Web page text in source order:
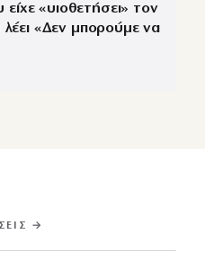
«υιοθετήσει» τον
«Δεν μπορούμε να
→